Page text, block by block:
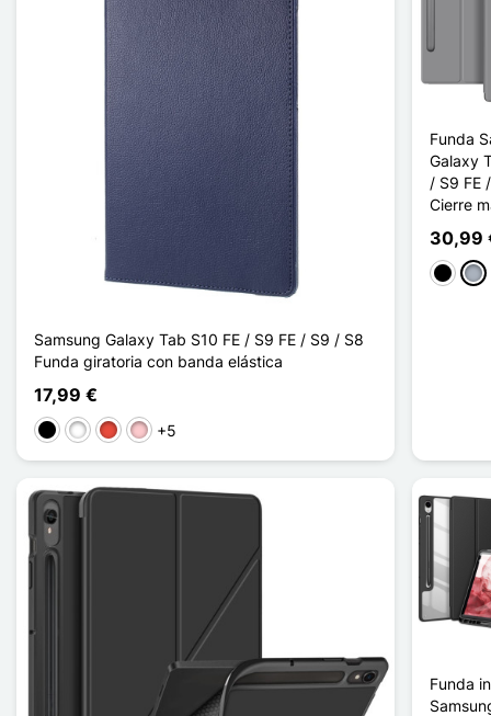
Samsung Galaxy Tab S10 FE / S9 FE / S9 / S8
Funda giratoria con banda elástica
17,99 €
NegroBlancoRojoRosa+5
Funda
Galaxy
/ S9 FE
Cierre
30,99
Negro
Gris
Funda